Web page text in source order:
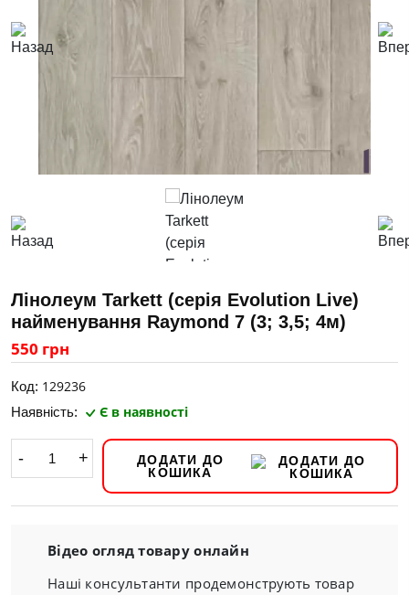
Лінолеум Tarkett (серія Evolution Live)
найменування Raymond 7 (3; 3,5; 4м)
550 грн
Код: 129236
Наявність: Є в наявності
- +
ДОДАТИ ДО
КОШИКА
Відео огляд товару онлайн
Наші консультанти продемонструють товар